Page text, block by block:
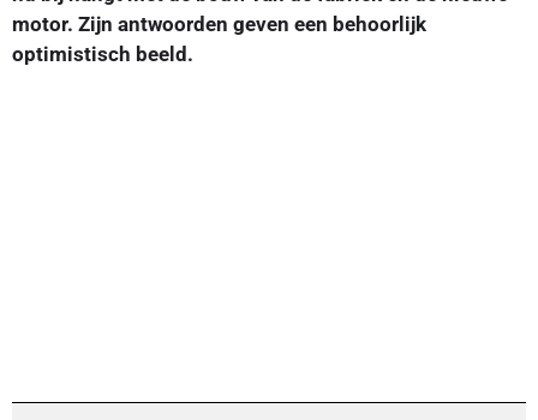
motor. Zijn antwoorden geven een behoorlijk
optimistisch beeld.